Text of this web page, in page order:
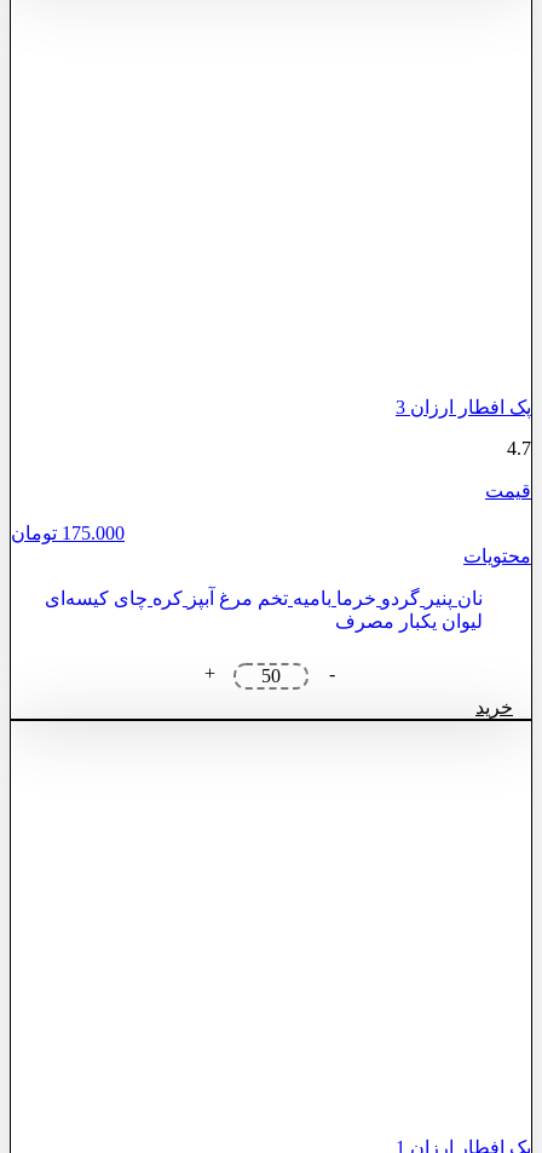
پک افطار ارزان 3
4.7
قیمت
175.000 تومان
محتویات
نان پنیر گردو خرما بامیه تخم مرغ آبپز کره چای کیسه‌ای
لیوان یکبار مصرف
-
پک
افطار
+
خرید
پک افطار ارزان 1